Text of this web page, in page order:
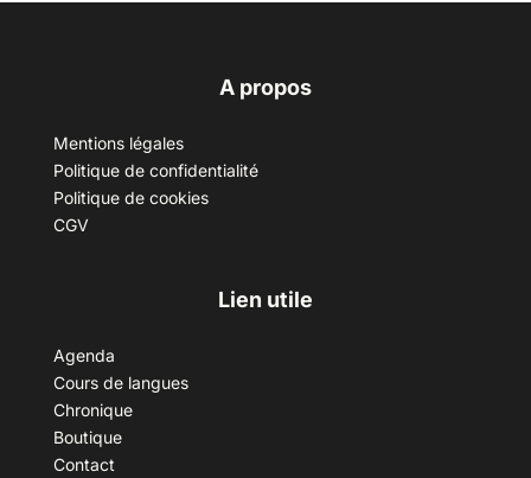
A propos
Mentions légales
Politique de confidentialité
Politique de cookies
CGV
Lien utile
Agenda
Cours de langues
Chronique
Boutique
Contact